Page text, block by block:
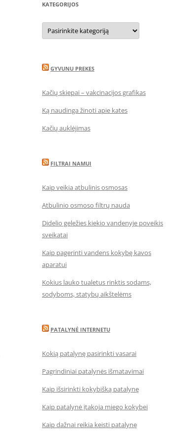
KATEGORIJOS
Kategorijos
GYVUNU PREKES
Kačių skiepai – vakcinacijos grafikas
Ką naudinga žinoti apie kates
Kačių auklėjimas
FILTRAI NAMUI
Kaip veikia atbulinis osmosas
Atbulinio osmoso filtrų nauda
Didelio geležies kiekio vandenyje poveikis
sveikatai
Kaip pagerinti vandens kokybę kavos
aparatui
Kokius lauko tualetus rinktis sodams,
sodyboms, statybų aikštelėms
PATALYNĖ INTERNETU
Kokią patalynę pasirinkti vasarai
Pagrindiniai patalynės išmatavimai
Kaip išsirinkti kokybišką patalynę
Kaip patalynė įtakoja miego kokybei
Kaip dažnai reikia keisti patalynę